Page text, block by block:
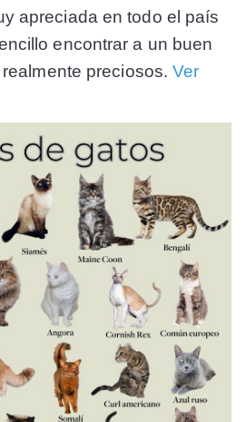
apreciada en todo el país
encontrar a un buen
preciosos.Ver